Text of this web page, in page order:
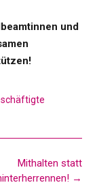
und
Mithalten statt
→